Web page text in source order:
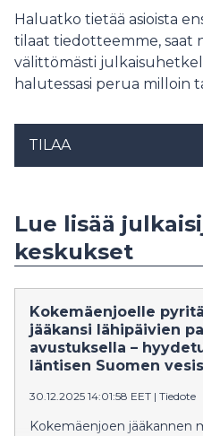
Haluatko tietää asioista
tilaat tiedotteemme, saat
välittömästi
halutessasi perua milloin
TILAA
Lue lisää
keskukset
Kokemäenjoelle
jääkansi lähipäivien
avustuksella –
läntisen Suomen
30.12.2025 14:01:58 EET | Tiedote
Kokemäenjoen jääkannen